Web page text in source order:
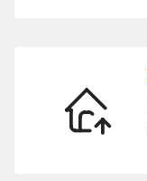
Domain
übertragen